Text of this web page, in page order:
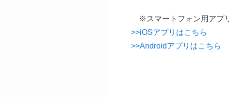
※スマートフォン用アプ
>>iOSアプリはこちら
>>Androidアプリはこちら